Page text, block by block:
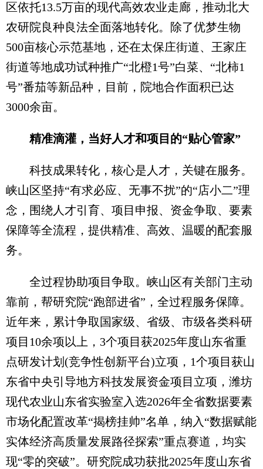
区依托13.5万亩的现代高效农业走廊，推动北大
农研院良种良法全面落地转化。除了优梦生物
500亩核心示范基地，还在太保庄街道、王家庄
街道等地成功试种推广“北橙1号”白菜、“北柿1
号”番茄等新品种，目前，院地合作面积已达
3000余亩。
精准滴灌，当好人才和项目的“贴心管家”
科技成果转化，核心是人才，关键在服务。
峡山区坚持“有求必应、无事不扰”的“店小二”理
念，围绕人才引育、项目申报、资金争取、要素
保障等全流程，提供精准、高效、温暖的配套服
务。
全过程协助项目争取。峡山区有关部门主动
靠前，帮研究院“跑部进省”，全过程服务保障。
近年来，累计争取国家级、省级、市级各类科研
项目10余项以上，3个项目获2025年度山东省重
点研发计划(竞争性创新平台)立项，1个项目获山
东省中央引导地方科技发展资金项目立项，潍坊
现代农业山东省实验室入选2026年全省数据要素
市场化配置改革“揭榜挂帅”名单，纳入“数据赋能
实体经济高质量发展路径探索”重点赛道，均实
现“零的突破”。研究院成功获批2025年度山东省